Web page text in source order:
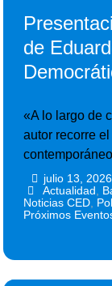
de
«A lo largo de
autor recorre
julio 13, 2026
Actualidad
Noticias CED
Próximos